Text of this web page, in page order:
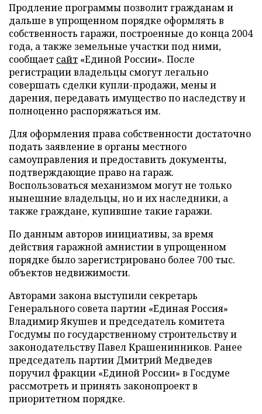
Продление программы позволит гражданам и
дальше в упрощенном порядке оформлять в
собственность гаражи, построенные до конца 2004
года, а также земельные участки под ними,
сообщает сайт «Единой России». После
регистрации владельцы смогут легально
совершать сделки купли-продажи, мены и
дарения, передавать имущество по наследству и
полноценно распоряжаться им.
Для оформления права собственности достаточно
подать заявление в органы местного
самоуправления и предоставить документы,
подтверждающие право на гараж.
Воспользоваться механизмом могут не только
нынешние владельцы, но и их наследники, а
также граждане, купившие такие гаражи.
По данным авторов инициативы, за время
действия гаражной амнистии в упрощенном
порядке было зарегистрировано более 700 тыс.
объектов недвижимости.
Авторами закона выступили секретарь
Генерального совета партии «Единая Россия»
Владимир Якушев и председатель комитета
Госдумы по государственному строительству и
законодательству Павел Крашенинников. Ранее
председатель партии Дмитрий Медведев
поручил фракции «Единой России» в Госдуме
рассмотреть и принять законопроект в
приоритетном порядке.